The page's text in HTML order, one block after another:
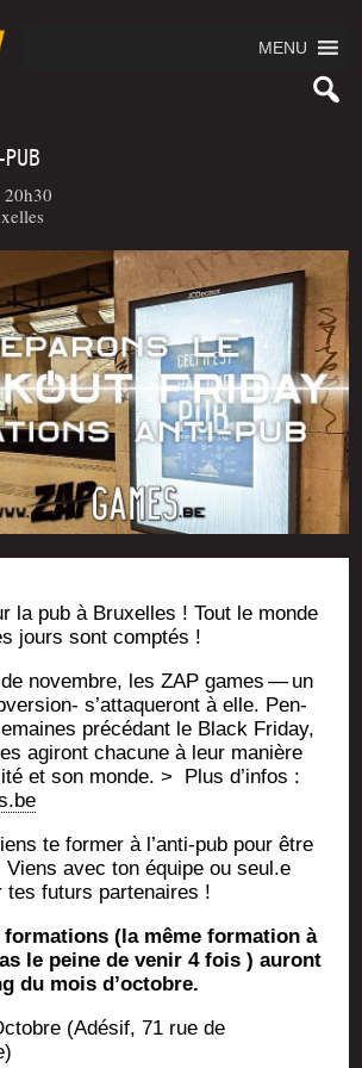
MENU
20h30
la pub à Bruxelles ! Tout le monde
jours sont comptés !
novembre, les ZAP games — un
s’at­ta­que­ront à elle. Pen­
pré­cé­dant le Black Fri­day,
agi­ront cha­cune à leur manière
et son monde. > Plus d’in­fos :
te for­mer à l’an­ti-pub pour être
Viens avec ton équipe ou seul.e
tes futurs partenaires !
for­ma­tions (la même for­ma­tion à
le peine de venir 4 fois ) auront
du mois d’octobre.
(Adé­sif, 71 rue de